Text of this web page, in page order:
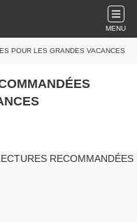
MENU
POUR LES GRANDES VACANCES